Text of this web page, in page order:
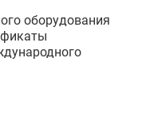
оборудования